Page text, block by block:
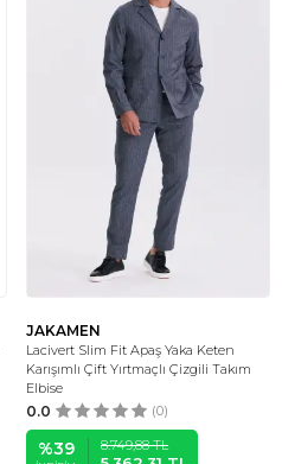
JAKAMEN
Lacivert Slim Fit Apaş Yaka Keten
Karışımlı Çift Yırtmaçlı Çizgili Takım
Elbise
0.0 (0)
%39 8.749,88TL